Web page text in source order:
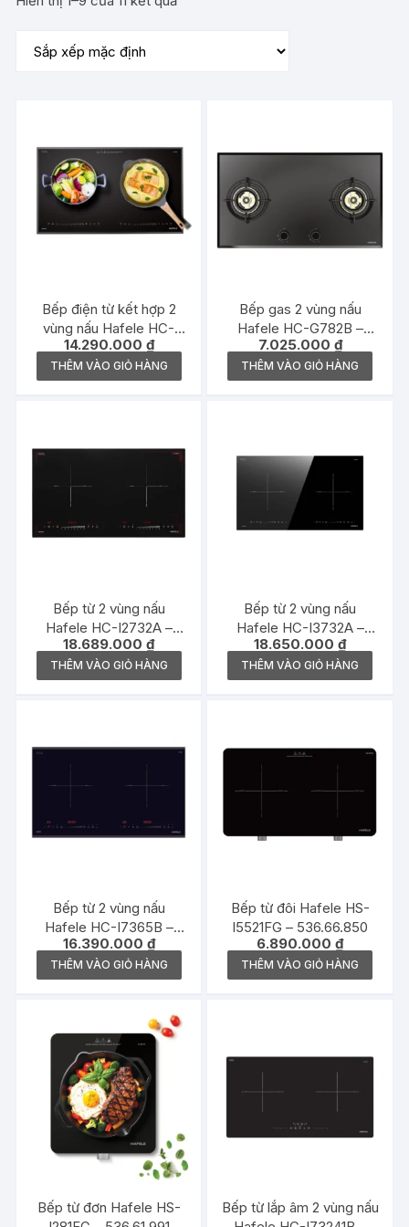
Bếp điện từ kết hợp 2
vùng nấu Hafele HC-
H7321B – 536.61.856
14.290.000 ₫
THÊM VÀO GIỎ HÀNG
Bếp gas 2 vùng nấu
Hafele HC-G782B –
538.66.507
7.025.000 ₫
THÊM VÀO GIỎ HÀNG
Bếp từ 2 vùng nấu
Hafele HC-I2732A –
536.61.726
18.689.000₫
THÊM VÀO GIỎ HÀNG
Bếp từ 2 vùng nấu
Hafele HC-I3732A –
536.61.736
18.650.000₫
THÊM VÀO GIỎ HÀNG
Bếp từ 2 vùng nấu
Hafele HC-I7365B –
536.61.365
16.390.000 ₫
THÊM VÀO GIỎ HÀNG
Bếp từ đôi Hafele HS-
I5521FG – 536.66.850
6.890.000₫
THÊM VÀO GIỎ HÀNG
Bếp từ đơn Hafele HS-
Bếp từ lắp âm 2 vùng nấu